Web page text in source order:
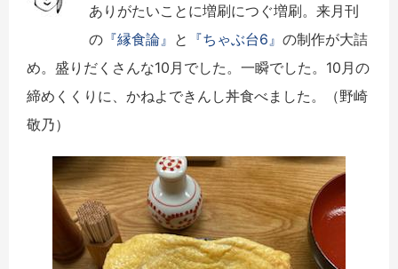
ありがたいことに増刷につぐ増刷。来月刊
の 『縁食論』 と 『ちゃぶ台6』 の制作が大詰
め。盛りだくさんな10月でした。一瞬でした。10月の
締めくくりに、かねよできんし丼食べました。（野崎
敬乃）